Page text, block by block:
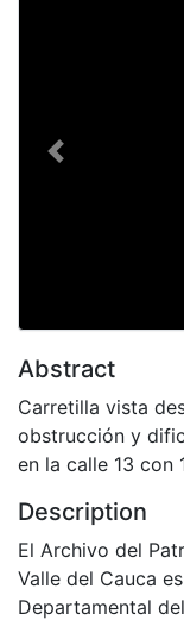
Previous
Abstract
Carretilla vista
obstrucción y
en la calle 13 con
Description
El Archivo del
Valle del Cauca
Departamental